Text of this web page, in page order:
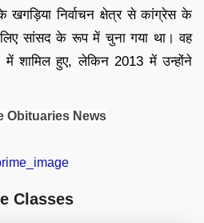
खगड़िया निर्वाचन क्षेत्र से कांग्रेस के
सांसद के रूप में चुना गया था। वह
में शामिल हुए, लेकिन 2013 में उन्होंने
Obituaries News
Classes